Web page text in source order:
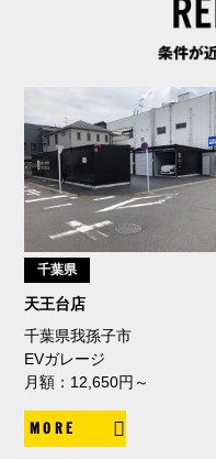
千葉県
天王台店
千葉県我孫子市
EVガレージ
月額：12,650円～
MORE